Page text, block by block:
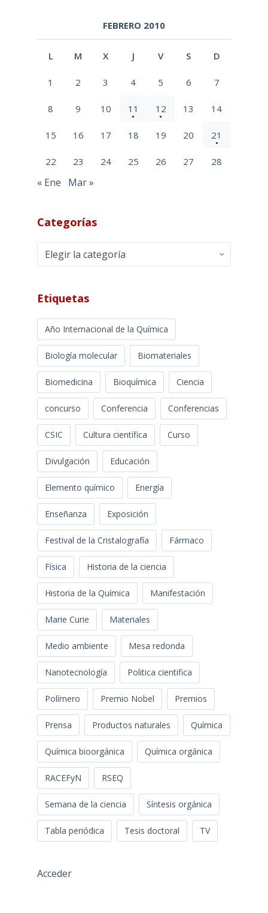
FEBRERO 2010
L M X J V S D
1 2 3 4 5 6 7
8 9 10 11 12 13 14
15 16 17 18 19 20 21
22 23 24 25 26 27 28
« Ene Mar »
Categorías
Categorías
Etiquetas
Año Internacional de la Química
Biología molecular Biomateriales
Biomedicina Bioquímica Ciencia
concurso Conferencia Conferencias
CSIC Cultura científica Curso
Divulgación Educación
Elemento químico Energía
Enseñanza Exposición
Festival de la Cristalografía Fármaco
Física Historia de la ciencia
Historia de la Química Manifestación
Marie Curie Materiales
Medio ambiente Mesa redonda
Nanotecnología Politica cientifica
Polímero Premio Nobel Premios
Prensa Productos naturales Química
Química bioorgánica Química orgánica
RACEFyN RSEQ
Semana de la ciencia Síntesis orgánica
Tabla periódica Tesis doctoral TV
Acceder